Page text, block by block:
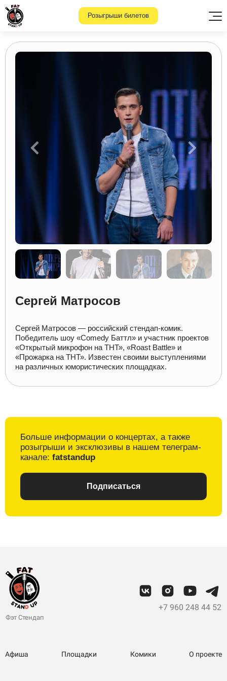
Розыгрыши билетов
Сергей Матросов
Сергей Матросов — российский стендап-комик.
Победитель шоу «Comedy Баттл» и участник проектов
«Открытый микрофон на ТНТ», «Roast Battle» и
«Прожарка на ТНТ». Известен своими выступлениями
на различных юмористических площадках.
Больше информации о концертах, а также
розыгрыши и эксклюзивы в нашем телеграм-
канале: fatstandup
Подписаться
Фэт Стендап
+7 960 248 44 52
Афиша Площадки Комики О проекте